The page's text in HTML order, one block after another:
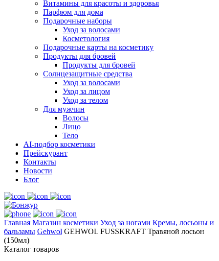
Витамины для красоты и здоровья
Парфюм для дома
Подарочные наборы
Уход за волосами
Косметология
Подарочные карты на косметику
Продукты для бровей
Продукты для бровей
Солнцезащитные средства
Уход за волосами
Уход за лицом
Уход за телом
Для мужчин
Волосы
Лицо
Тело
AI-подбор косметики
Прейскурант
Контакты
Новости
Блог
Главная Магазин косметики Уход за ногами Кремы, лосьоны и
бальзамы Gehwol GEHWOL FUSSKRAFT Травяной лосьон
(150мл)
Каталог товаров